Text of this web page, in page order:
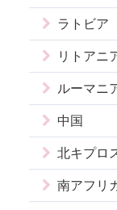
ラトビア
リトアニ
ルーマニ
中国
北キプロ
南アフリ